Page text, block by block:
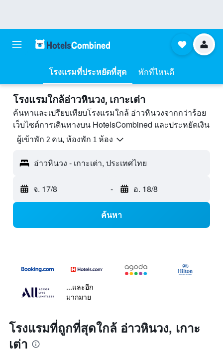
โรงแรมที่ประหยัดที่สุด พักที่ไหนดี
โรงแรมใกล้อ่าวหินวง, เกาะเต่า
ค้นหาและเปรียบเทียบโรงแรมใกล้ อ่าวหินวงจากกว่าร้อย
เว็บไซต์การเดินทางบน HotelsCombined และประหยัดเงิน
ผู้เข้าพัก 2 คน, ห้องพัก 1 ห้อง
อ่าวหินวง - เกาะเต่า, ประเทศไทย
จ. 17/8 - อ. 18/8
ค้นหา
...และอีก
มากมาย
โรงแรมที่ถูกที่สุดใกล้ อ่าวหินวง, เกาะ
เต่า